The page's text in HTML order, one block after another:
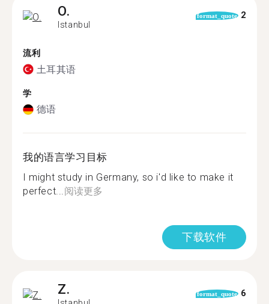
O.
Istanbul
format_quote 2
流利
土耳其语
学
德语
我的语言学习目标
I might study in Germany, so i'd like to make it
perfect...阅读更多
下载软件
Z. format_quote 6